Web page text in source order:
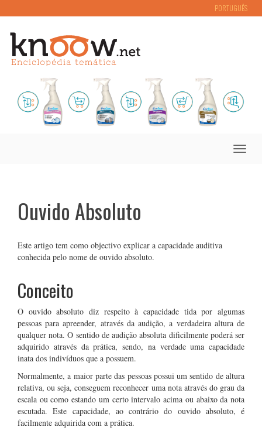
PORTUGUÊS
Toggle
Ouvido Absoluto
Este artigo tem como objectivo explicar a capacidade auditiva
conhecida pelo nome de ouvido absoluto.
Conceito
O ouvido absoluto diz respeito à capacidade tida por algumas
pessoas para apreender, através da audição, a verdadeira altura de
qualquer nota. O sentido de audição absoluta dificilmente poderá ser
adquirido através da prática, sendo, na verdade uma capacidade
inata dos indivíduos que a possuem.
Normalmente, a maior parte das pessoas possui um sentido de altura
relativa, ou seja, conseguem reconhecer uma nota através do grau da
escala ou como estando um certo intervalo acima ou abaixo da nota
escutada. Este capacidade, ao contrário do ouvido absoluto, é
facilmente adquirida com a prática.